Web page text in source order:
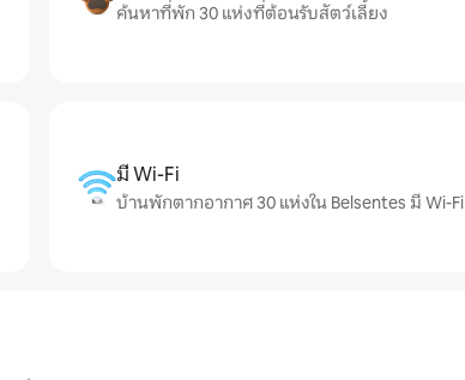
ค้นหาที่พัก 30 แห่งที่ต้อนรับสัตว์เลี้ยง
มี Wi-Fi
บ้านพักตากอากาศ 30 แห่งใน Belsentes มี Wi-Fi